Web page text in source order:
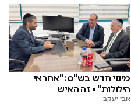
מינוי חדש בש"ס: "אחראי
הילולות" • זה האיש
אבי יעקב